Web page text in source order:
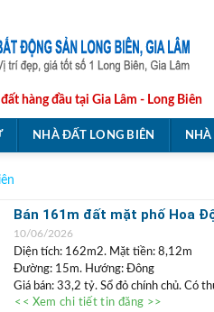
hàng đầu tại Gia Lâm - Long Biên
NHÀ ĐẤT LONG BIÊN NHÀ
Bán 161m đất mặt phố Hoa
doanh
10/06/2026
Diện tích: 162m2. Mặt tiền: 8,12m
Đường: 15m. Hướng: Đông
Giá bán: 33,2 tỷ. Sổ đỏ chính chủ. Có
Vị trí: Lôđất nằm mặt phố Hoa Động
<< Xem chi tiết tin đăng >>